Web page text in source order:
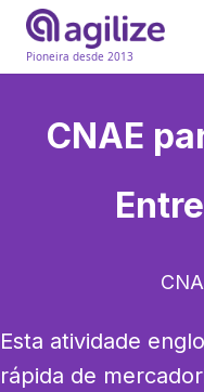
Pioneira desde 2013
CNAE
Esta atividade
rápida de